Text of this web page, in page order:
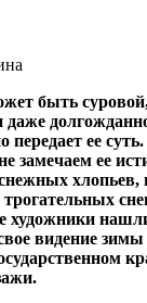
быть
даже
передает ее
замечаем ее
художники
видение